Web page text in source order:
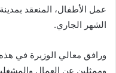
الشهر الجاري.
ورافق معالي الوزيرة في
وممثلين عن العمال